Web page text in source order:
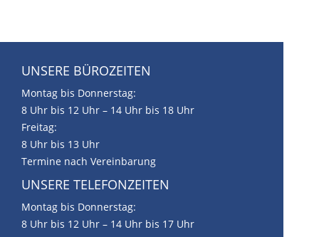
UNSERE BÜROZEITEN
Montag bis Donnerstag:
8 Uhr bis 12 Uhr – 14 Uhr bis 18 Uhr
Freitag:
8 Uhr bis 13 Uhr
Termine nach Vereinbarung
UNSERE TELEFONZEITEN
Montag bis Donnerstag:
8 Uhr bis 12 Uhr – 14 Uhr bis 17 Uhr